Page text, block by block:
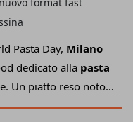
Pasta Day, Milano
dedicato alla pasta
Un piatto reso noto
dalla sua